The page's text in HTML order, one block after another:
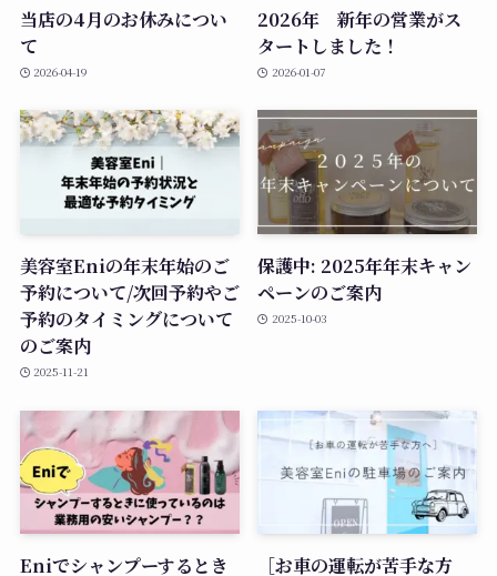
当店の4月のお休みについ
て
2026-04-19
2026年 新年の営業がス
タートしました！
2026-01-07
美容室Eniの年末年始のご
予約について/次回予約やご
予約のタイミングについて
のご案内
2025-11-21
保護中: 2025年年末キャン
ペーンのご案内
2025-10-03
Eniでシャンプーするとき
［お車の運転が苦手な方